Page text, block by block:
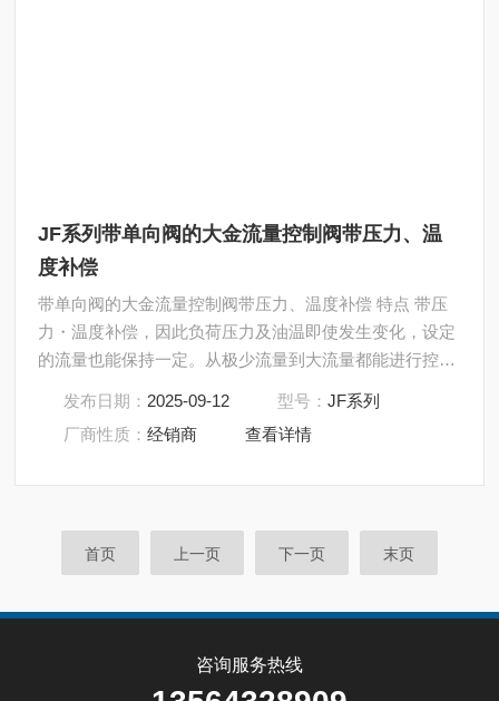
JF系列带单向阀的大金流量控制阀带压力、温
度补偿
带单向阀的大金流量控制阀带压力、温度补偿 特点 带压
力・温度补偿，因此负荷压力及油温即使发生变化，设定
的流量也能保持一定。从极少流量到大流量都能进行控
发布日期： 2025-09-12 型号：JF系列
厂商性质：经销商 查看详情
首页 上一页 下一页 末页
咨询服务热线